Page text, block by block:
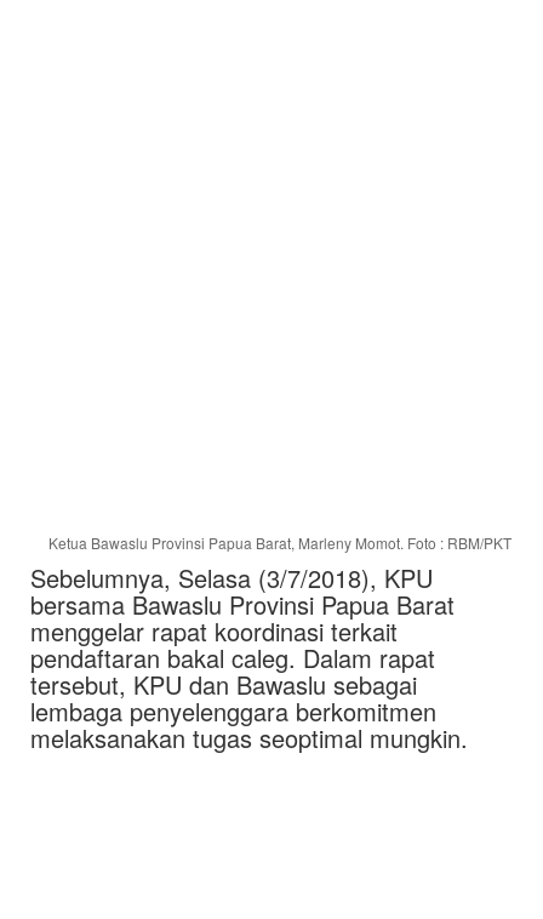
Ketua Bawaslu Provinsi Papua Barat, Marleny Momot. Foto : RBM/PKT
Sebelumnya, Selasa (3/7/2018), KPU
bersama Bawaslu Provinsi Papua Barat
menggelar rapat koordinasi terkait
pendaftaran bakal caleg. Dalam rapat
tersebut, KPU dan Bawaslu sebagai
lembaga penyelenggara berkomitmen
melaksanakan tugas seoptimal mungkin.